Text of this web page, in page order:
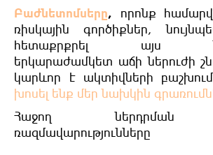
Բաժնետոմսերը, որոնք
ռիսկային գործիքներ,
հետաքրքրել այս
երկարաժամկետ աճի ներուժի
կարևոր է ակտիվների
խոսել ենք մեր նախկին
Հաջող ներդրման
ռազմավարությունները